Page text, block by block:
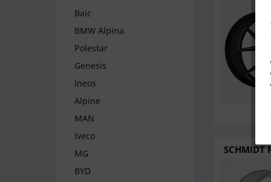
Baic
BMW Alpina
Polestar
Genesis
Ineos
Alpine
MAN
Iveco
MG
BYD
SCHMIDT